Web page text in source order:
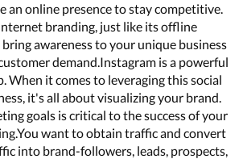
an online presence to stay competitive.
branding, just like its offline
awareness to your unique business
demand.Instagram is a powerful
When it comes to leveraging this social
it's all about visualizing your brand.
goals is critical to the success of your
want to obtain traffic and convert
into brand-followers, leads, prospects,